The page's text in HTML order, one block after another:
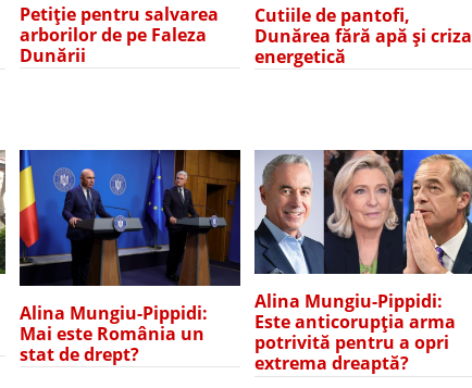
Petiție pentru salvarea
arborilor de pe Faleza
Dunării
Cutiile de pantofi,
Dunărea fără apă și criza
energetică
Alina Mungiu-Pippidi:
Mai este România un
stat de drept?
Alina Mungiu-Pippidi:
Este anticorupția arma
potrivită pentru a opri
extrema dreaptă?